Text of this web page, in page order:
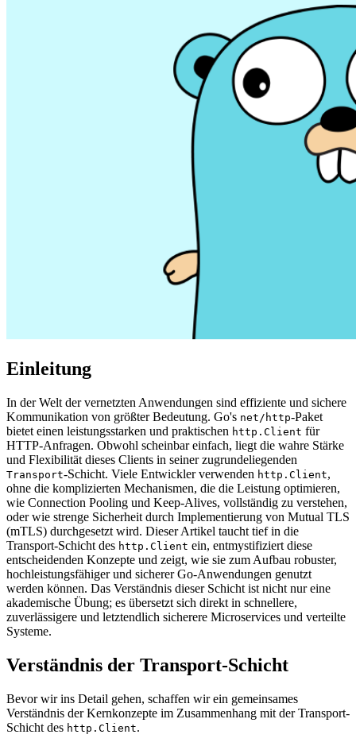
Einleitung
In der Welt der vernetzten Anwendungen sind effiziente und sichere
Kommunikation von größter Bedeutung. Go's net/http-Paket
bietet einen leistungsstarken und praktischen http.Client für
HTTP-Anfragen. Obwohl scheinbar einfach, liegt die wahre Stärke
und Flexibilität dieses Clients in seiner zugrundeliegenden
Transport-Schicht. Viele Entwickler verwenden http.Client,
ohne die komplizierten Mechanismen, die die Leistung optimieren,
wie Connection Pooling und Keep-Alives, vollständig zu verstehen,
oder wie strenge Sicherheit durch Implementierung von Mutual TLS
(mTLS) durchgesetzt wird. Dieser Artikel taucht tief in die
Transport-Schicht des http.Client ein, entmystifiziert diese
entscheidenden Konzepte und zeigt, wie sie zum Aufbau robuster,
hochleistungsfähiger und sicherer Go-Anwendungen genutzt
werden können. Das Verständnis dieser Schicht ist nicht nur eine
akademische Übung; es übersetzt sich direkt in schnellere,
zuverlässigere und letztendlich sicherere Microservices und verteilte
Systeme.
Verständnis der Transport-Schicht
Bevor wir ins Detail gehen, schaffen wir ein gemeinsames
Verständnis der Kernkonzepte im Zusammenhang mit der Transport-
Schicht des http.Client.